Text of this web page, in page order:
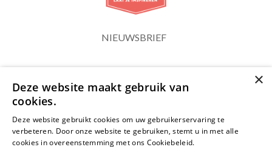
NIEUWSBRIEF
×
Deze website maakt gebruik van
cookies.
Deze website gebruikt cookies om uw gebruikerservaring te
verbeteren. Door onze website te gebruiken, stemt u in met alle
cookies in overeenstemming met ons Cookiebeleid.